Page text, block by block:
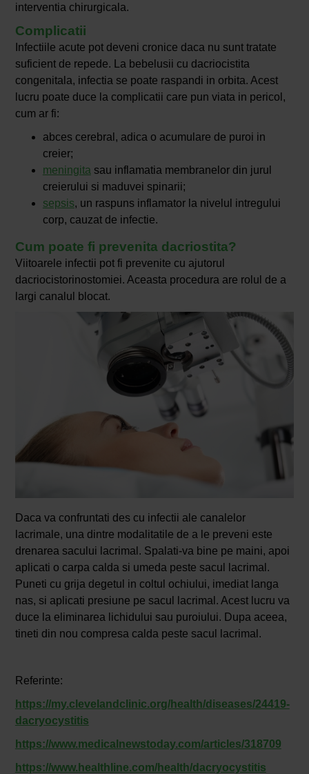
interventia chirurgicala.
Complicatii
Infectiile acute pot deveni cronice daca nu sunt tratate
suficient de repede. La bebelusii cu dacriocistita
congenitala, infectia se poate raspandi in orbita. Acest
lucru poate duce la complicatii care pun viata in pericol,
cum ar fi:
abces cerebral, adica o acumulare de puroi in
creier;
meningita sau inflamatia membranelor din jurul
creierului si maduvei spinarii;
sepsis, un raspuns inflamator la nivelul intregului
corp, cauzat de infectie.
Cum poate fi prevenita dacriostita?
Viitoarele infectii pot fi prevenite cu ajutorul
dacriocistorinostomiei. Aceasta procedura are rolul de a
largi canalul blocat.
Daca va confruntati des cu infectii ale canalelor
lacrimale, una dintre modalitatile de a le preveni este
drenarea sacului lacrimal. Spalati-va bine pe maini, apoi
aplicati o carpa calda si umeda peste sacul lacrimal.
Puneti cu grija degetul in coltul ochiului, imediat langa
nas, si aplicati presiune pe sacul lacrimal. Acest lucru va
duce la eliminarea lichidului sau puroiului. Dupa aceea,
tineti din nou compresa calda peste sacul lacrimal.
Referinte:
https://my.clevelandclinic.org/health/diseases/24419-
dacryocystitis
https://www.medicalnewstoday.com/articles/318709
https://www.healthline.com/health/dacryocystitis